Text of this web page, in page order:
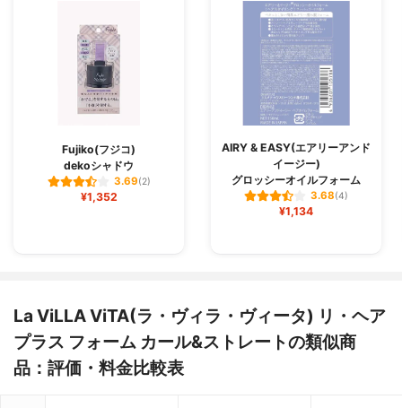
Fujiko(フジコ)
dekoシャドウ
3.69(2)
¥1,352
AIRY & EASY(エアリーアンド
イージー)
グロッシーオイルフォーム
3.68(4)
¥1,134
La ViLLA ViTA(ラ・ヴィラ・ヴィータ) リ・ヘア
プラス フォーム カール&ストレートの類似商
品：評価・料金比較表